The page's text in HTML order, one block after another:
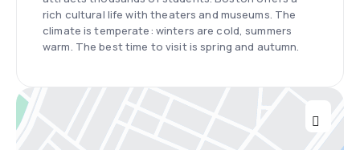
rich cultural life with theaters and museums. The
climate is temperate: winters are cold, summers
warm. The best time to visit is spring and autumn.